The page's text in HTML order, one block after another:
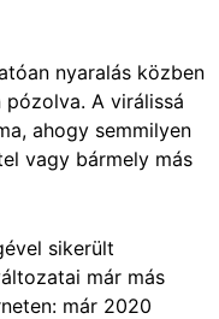
nyaralás közben
A virálissá
ahogy semmilyen
vagy bármely más
sikerült
már más
már 2020